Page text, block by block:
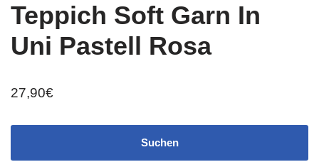
Teppich Soft Garn In
Uni Pastell Rosa
27,90€
Suchen